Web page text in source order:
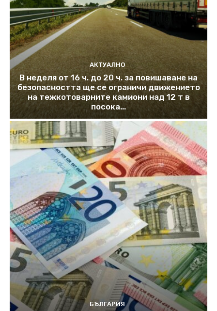
АКТУАЛНО
В неделя от 16 ч. до 20 ч. за повишаване на
безопасността ще се ограничи движението
на тежкотоварните камиони над 12 т в
посока...
БЪЛГАРИЯ